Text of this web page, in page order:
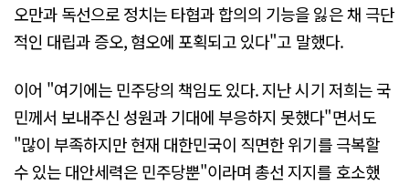
오만과 독선으로 정치는 타협과 합의의 기능을 잃은 채 극단
적인 대립과 증오, 혐오에 포획되고 있다"고 말했다.
이어 "여기에는 민주당의 책임도 있다. 지난 시기 저희는 국
민께서 보내주신 성원과 기대에 부응하지 못했다"면서도
"많이 부족하지만 현재 대한민국이 직면한 위기를 극복할
수 있는 대안세력은 민주당뿐"이라며 총선 지지를 호소했